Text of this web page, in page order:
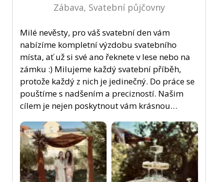
Zábava, Svatební půjčovny
Milé nevěsty, pro váš svatební den vám
nabízíme kompletní výzdobu svatebního
místa, ať už si své ano řeknete v lese nebo na
zámku :) Milujeme každý svatební příběh,
protože každý z nich je jedinečný. Do práce se
pouštíme s nadšením a precizností. Našim
cílem je nejen poskytnout vám krásnou…